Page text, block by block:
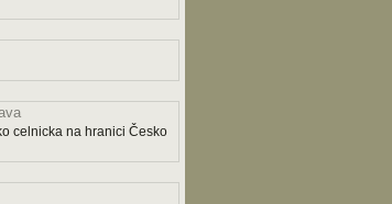
celnicka na hranici Česko